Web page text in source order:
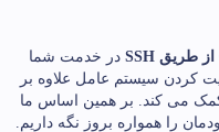
در خدمت شما
کردن سیستم عامل علاوه بر
کمک می کند. بر همین اساس ما
را همواره بروز نگه داریم.